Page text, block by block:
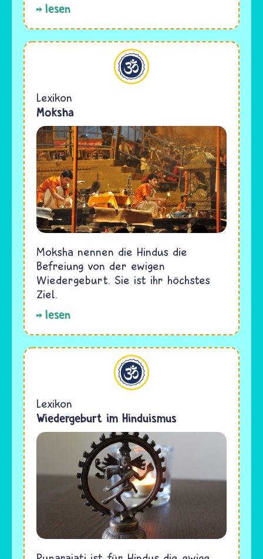
lesen
Hinduismus
Lexikon
Moksha
Moksha nennen die Hindus die
Befreiung von der ewigen
Wiedergeburt. Sie ist ihr höchstes
Ziel.
lesen
Hinduismus
Lexikon
Wiedergeburt im Hinduismus